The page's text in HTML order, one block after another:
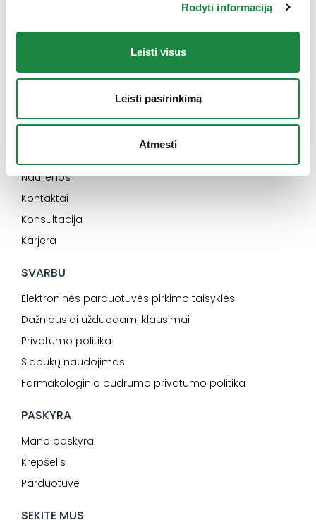
Rodyti informaciją
Leisti visus
Leisti pasirinkimą
Atmesti
I-V: 8:00-16:30
eshop@aconitum.lt
Naujienos
Kontaktai
Konsultacija
Karjera
SVARBU
Elektroninės parduotuvės pirkimo taisyklės
Dažniausiai užduodami klausimai
Privatumo politika
Slapukų naudojimas
Farmakologinio budrumo privatumo politika
PASKYRA
Mano paskyra
Krepšelis
Parduotuvė
SEKITE MUS